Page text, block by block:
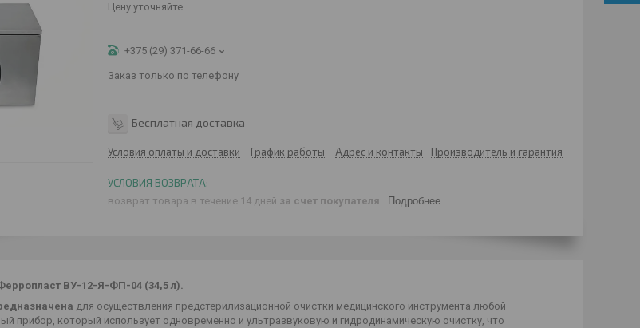
Цену уточняйте
+375 (29) 371-66-66
Заказ только по телефону
Бесплатная доставка
Условия оплаты и доставки График работы Адрес и контакты Производитель и гарантия
возврат товара в течение 14 дней за счет покупателя Подробнее
ВУ-12-Я-ФП-04 (34,5 л).
для осуществления предстерилизационной очистки медицинского инструмента любой
прибор, который использует одновременно и ультразвуковую и гидродинамическую очистку, что